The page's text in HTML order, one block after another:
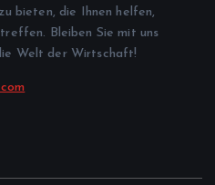
bieten, die Ihnen helfen,
Bleiben Sie mit uns
Welt der Wirtschaft!